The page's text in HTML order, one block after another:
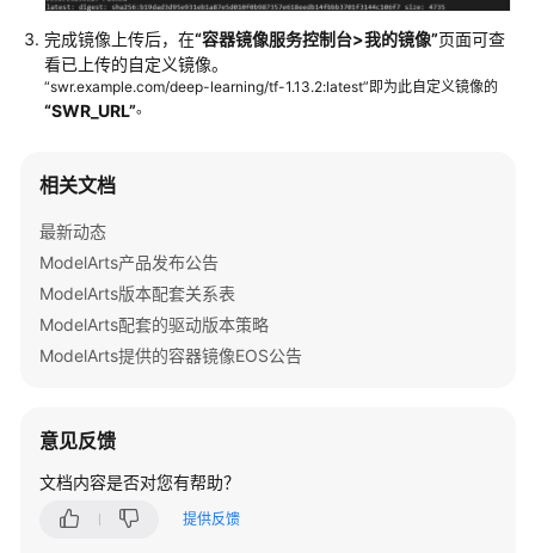
评
测
模
用
镜
像
管
理
资
源
管
完成镜像上传后，在“容器镜像服务控制台>我的镜像”页面可查
看已上传的自定义镜像。
“swr.example.com/deep-learning/tf-1.13.2:latest”即为此自定义镜像的
“SWR_URL”。
相关文档
最新动态
ModelArts产品发布公告
ModelArts版本配套关系表
ModelArts配套的驱动版本策略
ModelArts提供的容器镜像EOS公告
意见反馈
文档内容是否对您有帮助？
提供反馈